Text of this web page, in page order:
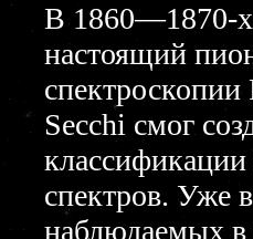
В 1860—1870-х
настоящий
Secchi смог
классификации
спектров. Уже
наблюдаемых в